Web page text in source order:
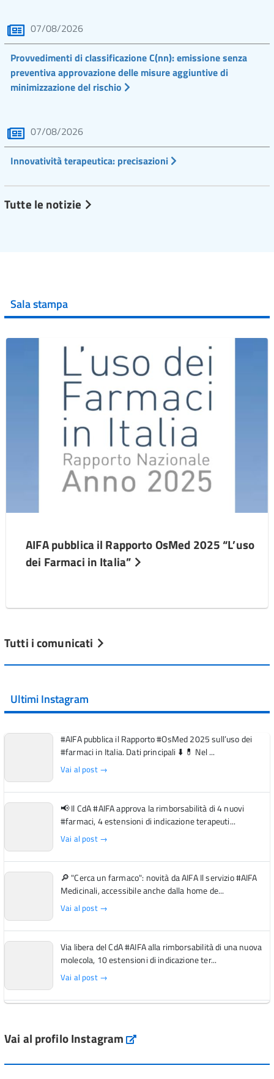
07/08/2026
Provvedimenti di classificazione C(nn): emissione senza
preventiva approvazione delle misure aggiuntive di
minimizzazione del rischio
07/08/2026
Innovatività terapeutica: precisazioni
Tutte le notizie
Sala stampa
AIFA pubblica il Rapporto OsMed 2025 “L’uso
dei Farmaci in Italia”
Tutti i comunicati
Ultimi Instagram
#AIFA pubblica il Rapporto #OsMed 2025 sull’uso dei
#farmaci in Italia. Dati principali ⬇️ 💊 Nel ...
Vai al post →
📢 Il CdA #AIFA approva la rimborsabilità di 4 nuovi
#farmaci, 4 estensioni di indicazione terapeuti...
Vai al post →
🔎 "Cerca un farmaco": novità da AIFA Il servizio #AIFA
Medicinali, accessibile anche dalla home de...
Vai al post →
Via libera del CdA #AIFA alla rimborsabilità di una nuova
molecola, 10 estensioni di indicazione ter...
Vai al post →
Vai al post →
Vai al profilo Instagram Instagram